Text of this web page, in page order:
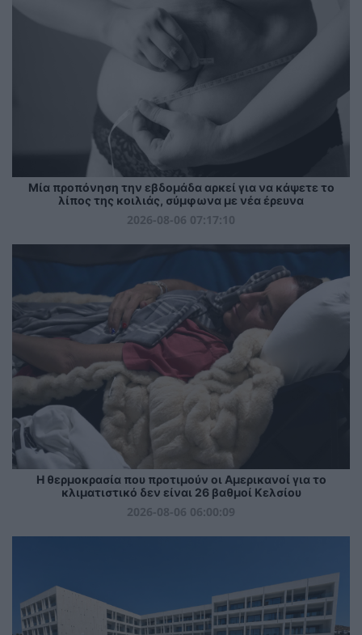
Μία προπόνηση την εβδομάδα αρκεί για να κάψετε το
λίπος της κοιλιάς, σύμφωνα με νέα έρευνα
2026-08-06 07:17:10
Η θερμοκρασία που προτιμούν οι Αμερικανοί για το
κλιματιστικό δεν είναι 26 βαθμοί Κελσίου
2026-08-06 06:00:09